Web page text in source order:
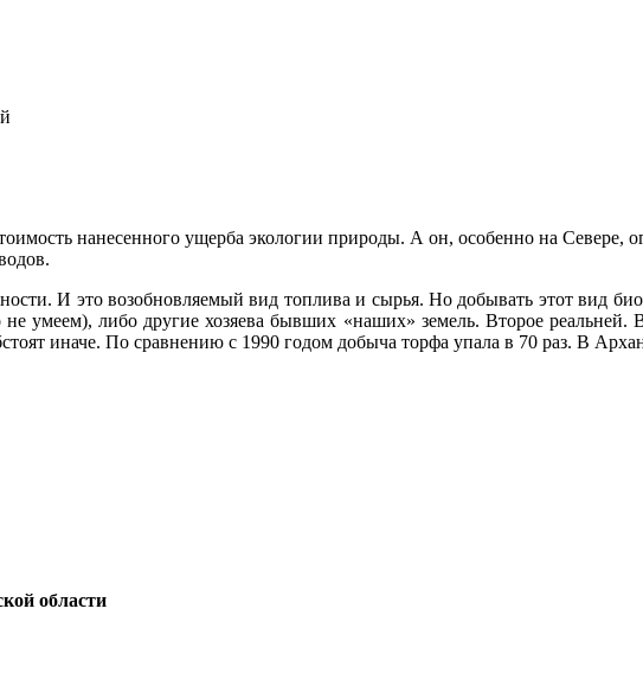
нанесенного ущерба экологии природы. А он, особенно на Севере,
И это возобновляемый вид топлива и сырья. Но добывать этот вид
умеем), либо другие хозяева бывших «наших» земель. Второе реальней.
иначе. По сравнению с 1990 годом добыча торфа упала в 70 раз. В
области